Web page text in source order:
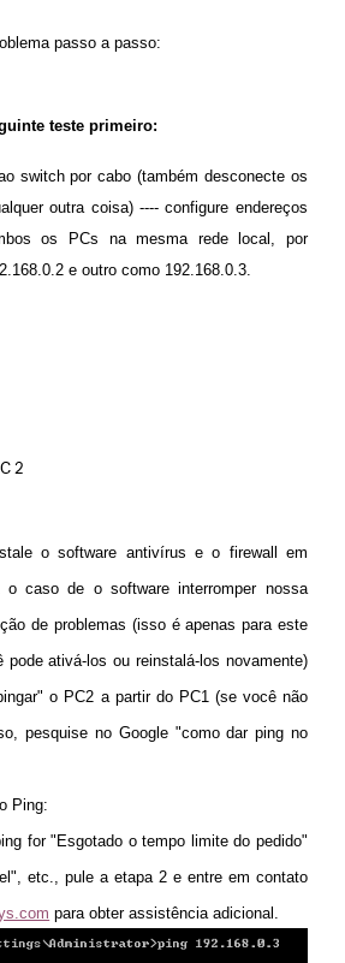
passo a passo:
teste primeiro:
switch por cabo (também desconecte os
outra coisa) ---- configure endereços
os PCs na mesma rede local, por
e outro como 192.168.0.3.
o software antivírus e o firewall
em
caso de o software interromper nossa
de problemas (isso é apenas para este
ativá-los ou reinstalá-los novamente)
o PC2 a partir do PC1 (se você não
pesquise no Google "como dar ping no
Ping:
for "Esgotado o tempo limite do pedido"
etc., pule a etapa 2 e entre em contato
para obter assistência adicional.